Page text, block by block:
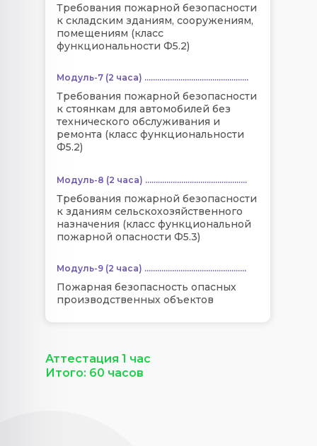
Аттестация 1 час
Итого: 60 часов
Требования пожарной безопасности
к складским зданиям, сооружениям,
помещениям (класс
функциональности Ф5.2)
Требования пожарной безопасности
к стоянкам для автомобилей без
технического обслуживания и
ремонта (класс функциональности
Ф5.2)
Модуль-7 (2 часа) .................................................
Требования пожарной безопасности
к зданиям сельскохозяйственного
назначения (класс функциональной
пожарной опасности Ф5.3)
Модуль-8 (2 часа) ................................................
Пожарная безопасность опасных
производственных объектов
Модуль-9 (2 часа) ................................................